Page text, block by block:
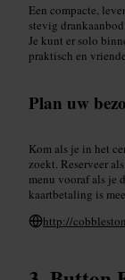
Een compacte,
stevig
Je kunt er solo
praktisch en
Plan uw
Kom als je in het
zoekt. Reserveer
menu vooraf als je
kaartbetaling is
http://